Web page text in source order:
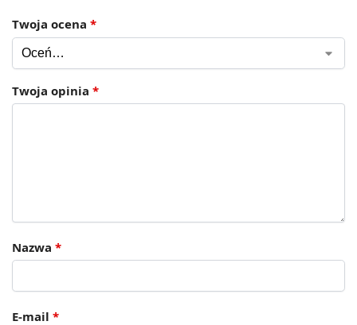
Twoja ocena *
Twoja opinia *
Nazwa *
E-mail *